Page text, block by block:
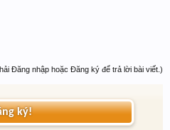
Đăng nhập hoặc Đăng ký để trả lời bài viết.)
ký!